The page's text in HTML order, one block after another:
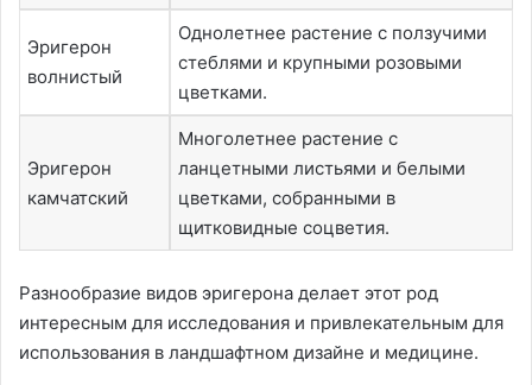
Эригерон
волнистый
Однолетнее растение с ползучими
стеблями и крупными розовыми
цветками.
Эригерон
камчатский
Многолетнее растение с
ланцетными листьями и белыми
цветками, собранными в
щитковидные соцветия.
Разнообразие видов эригерона делает этот род
интересным для исследования и привлекательным для
использования в ландшафтном дизайне и медицине.